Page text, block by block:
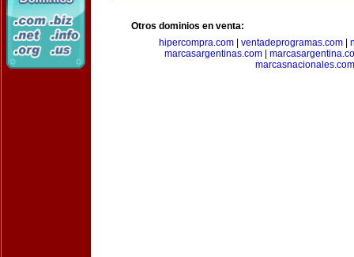
Otros dominios en venta:
hipercompra.com
ventadeprogramas.com
marcasargentinas.com
marcasnacionales.com